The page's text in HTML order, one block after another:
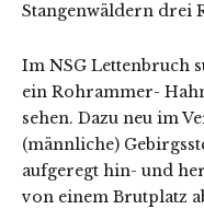
Stangenwäldern drei
Im NSG Lettenbruch
ein Rohrammer-
sehen. Dazu neu im
(männliche)
aufgeregt hin- und
von einem Brutplatz